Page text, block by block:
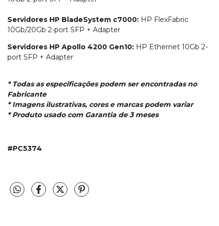
Servidores HP BladeSystem c7000: HP FlexFabric
10Gb/20Gb 2-port SFP + Adapter
Servidores HP Apollo 4200 Gen10: HP Ethernet 10Gb 2-
port SFP + Adapter
* Todas as especificações podem ser encontradas no
Fabricante
* Imagens ilustrativas, cores e marcas podem variar
* Produto usado com Garantia de 3 meses
#PC5374